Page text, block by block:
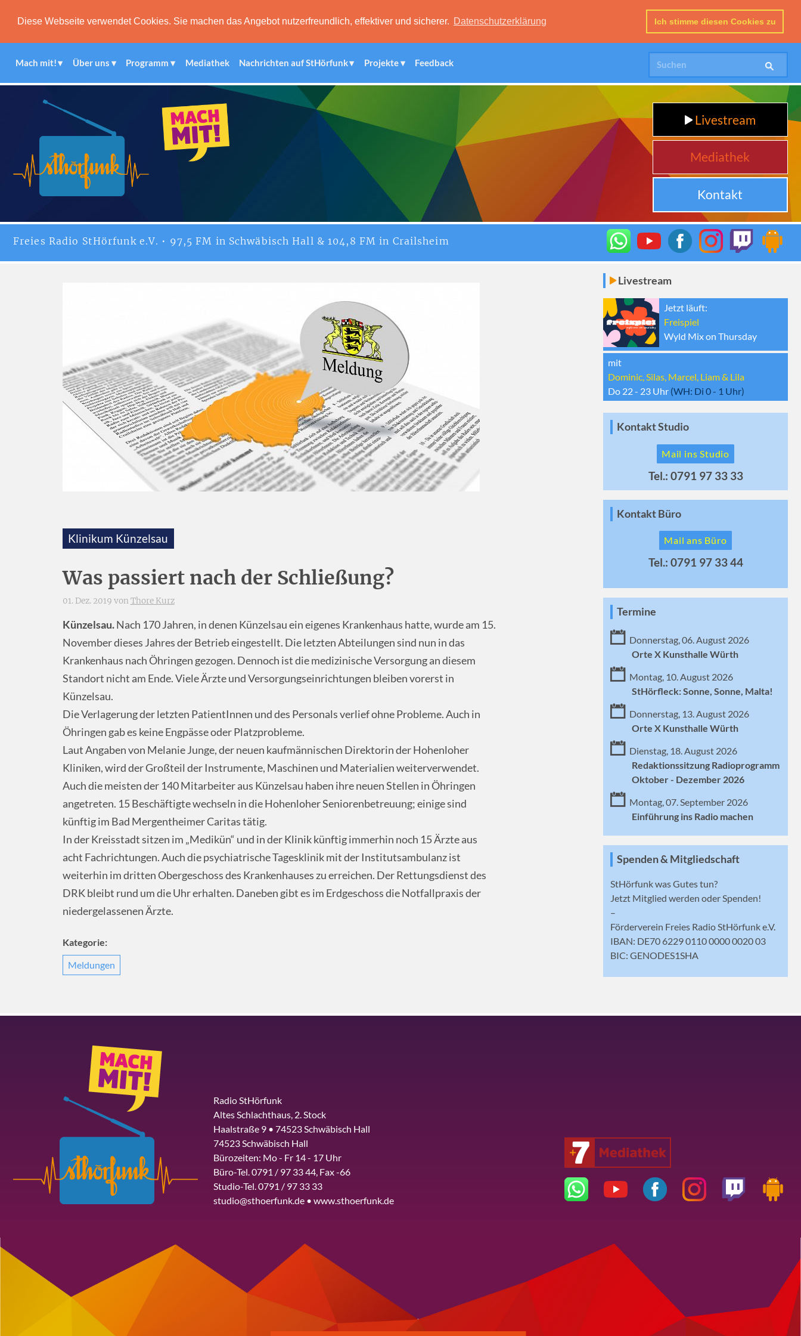
Diese Webseite verwendet Cookies. Sie machen das Angebot nutzerfreundlich, effektiver und sicherer. Datenschutzerklärung Ich stimme diesen Cookies zu
Mach mit! Über uns Programm Mediathek Nachrichten auf StHörfunk Projekte Feedback
Livestream
Mediathek
Kontakt
Freies Radio StHörfunke.V. • 97,5 FM in Schwäbisch Hall & 104,8 FM in Crailsheim
Klinikum Künzelsau
Was passiert nach der Schließung?
01. Dez. 2019 von Thore Kurz
Künzelsau.Nach 170 Jahren, in denen Künzelsau ein eigenes Krankenhaus hatte, wurde am 15.
November dieses Jahres der Betrieb eingestellt. Die letzten Abteilungen sind nun in das
Krankenhaus nach Öhringen gezogen. Dennoch ist die medizinische Versorgung an diesem
Standort nicht am Ende. Viele Ärzte und Versorgungseinrichtungen bleiben vorerst in
Künzelsau.
Die Verlagerung der letzten PatientInnen und des Personals verlief ohne Probleme. Auch in
Öhringen gab es keine Engpässe oder Platzprobleme.
Laut Angaben von Melanie Junge, der neuen kaufmännischen Direktorin der Hohenloher
Kliniken, wird der Großteil der Instrumente, Maschinen und Materialien weiterverwendet.
Auch die meisten der 140 Mitarbeiter aus Künzelsau haben ihre neuen Stellen in Öhringen
angetreten. 15 Beschäftigte wechseln in die Hohenloher Seniorenbetreuung; einige sind
künftig im Bad Mergentheimer Caritas tätig.
In der Kreisstadt sitzen im „Medikün“ und in der Klinik künftig immerhin noch 15 Ärzte aus
acht Fachrichtungen. Auch die psychiatrische Tagesklinik mit der Institutsambulanz ist
weiterhin im dritten Obergeschoss des Krankenhauses zu erreichen. Der Rettungsdienst des
DRK bleibt rund um die Uhr erhalten. Daneben gibt es im Erdgeschoss die Notfallpraxis der
niedergelassenen Ärzte.
Kategorie:
Meldungen
Livestream
Jetzt läuft:
Freispiel
Wyld Mix on Thursday
mit
Dominic, Silas, Marcel, Liam & Lila
Do 22 - 23 Uhr (WH: Di 0 - 1 Uhr)
Kontakt Studio
Mail ins Studio
Tel.: 0791 97 33 33
Kontakt Büro
Mail ans Büro
Tel.: 0791 97 33 44
Termine
Donnerstag, 06. August 2026
Orte X Kunsthalle Würth
Montag, 10. August 2026
StHörfleck: Sonne, Sonne, Malta!
Donnerstag, 13. August 2026
Orte X Kunsthalle Würth
Dienstag, 18. August 2026
Redaktionssitzung Radioprogramm
Oktober - Dezember 2026
Montag, 07. September 2026
Einführung ins Radio machen
Spenden & Mitgliedschaft
StHörfunk was Gutes tun?
Jetzt Mitglied werden oder Spenden!
–
Förderverein Freies Radio StHörfunk e.V.
IBAN: DE70 6229 0110 0000 0020 03
BIC: GENODES1SHA
Radio StHörfunk
Altes Schlachthaus, 2. Stock
Haalstraße 9 • 74523 Schwäbisch Hall
74523 Schwäbisch Hall
Bürozeiten: Mo - Fr 14 - 17 Uhr
Büro-Tel. 0791 / 97 33 44, Fax -66
Studio-Tel. 0791 / 97 33 33
studio@sthoerfunk.de • www.sthoerfunk.de